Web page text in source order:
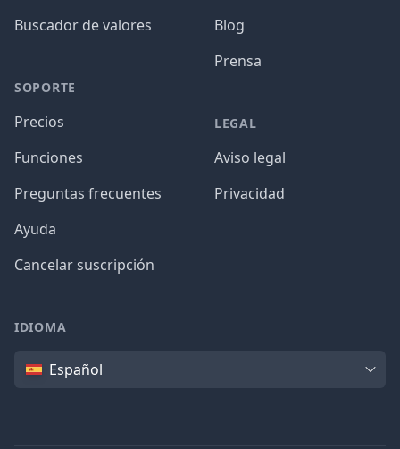
Buscador de valores
SOPORTE
Precios
Funciones
Preguntas frecuentes
Ayuda
Cancelar suscripción
Blog
Prensa
LEGAL
Aviso legal
Privacidad
IDIOMA
IdiomaEspañol